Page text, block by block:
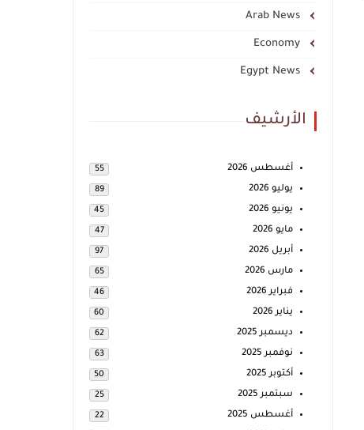
Arab News
Economy
Egypt News
الأرشيف
أغسطس 2026 55
يوليو 2026 89
يونيو 2026 45
مايو 2026 47
أبريل 2026 97
مارس 2026 65
فبراير 2026 46
يناير 2026 60
ديسمبر 2025 62
نوفمبر 2025 63
أكتوبر 2025 50
سبتمبر 2025 25
أغسطس 2025 22